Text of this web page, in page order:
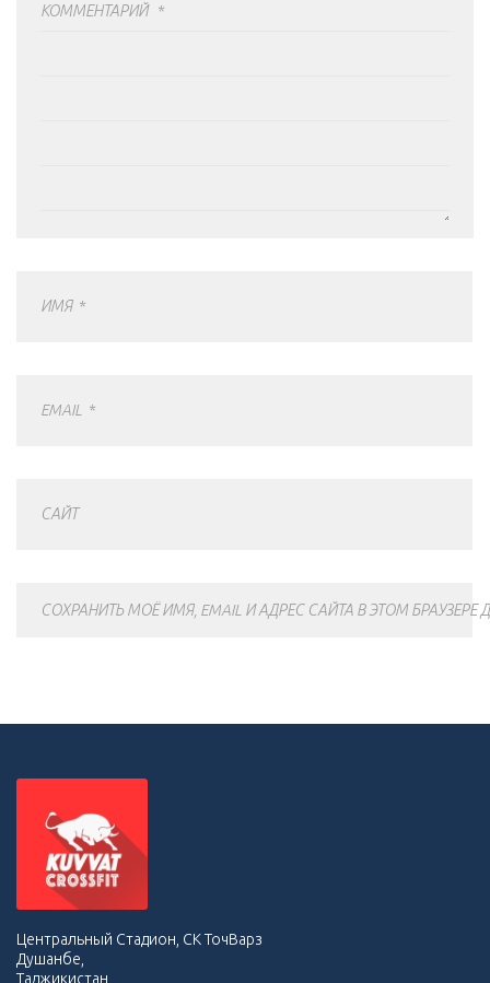
КОММЕНТАРИЙ *
ИМЯ *
EMAIL *
САЙТ
СОХРАНИТЬ МОЁ ИМЯ, EMAIL И АДРЕС САЙТА В ЭТОМ
Центральный Стадион, СК ТочВарз
Душанбе,
Таджикистан